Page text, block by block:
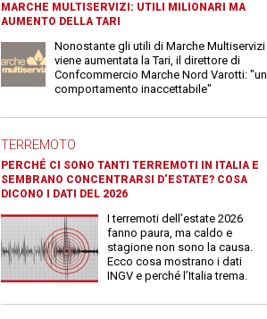
MARCHE MULTISERVIZI: UTILI MILIONARI MA
AUMENTO DELLA TARI
Nonostante gli utili di Marche Multiservizi
viene aumentata la Tari, il direttore di
Confcommercio Marche Nord Varotti: "un
comportamento inaccettabile"
TERREMOTO
PERCHÉ CI SONO TANTI TERREMOTI IN ITALIA E
SEMBRANO CONCENTRARSI D’ESTATE? COSA
DICONO I DATI DEL 2026
I terremoti dell’estate 2026
fanno paura, ma caldo e
stagione non sono la causa.
Ecco cosa mostrano i dati
INGV e perché l’Italia trema.